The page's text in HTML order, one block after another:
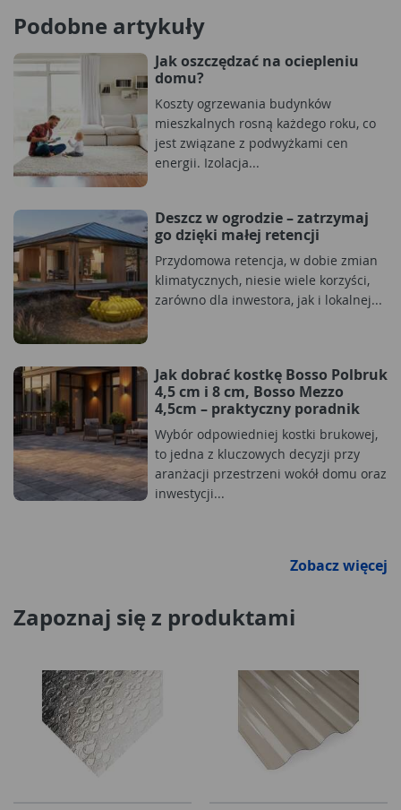
Podobne artykuły
Jak oszczędzać na ociepleniu
domu?
Koszty ogrzewania budynków
mieszkalnych rosną każdego roku, co
jest związane z podwyżkami cen
energii. Izolacja...
Deszcz w ogrodzie – zatrzymaj
go dzięki małej retencji
Przydomowa retencja, w dobie zmian
klimatycznych, niesie wiele korzyści,
zarówno dla inwestora, jak i lokalnej...
Jak dobrać kostkę Bosso Polbruk
4,5 cm i 8 cm, Bosso Mezzo
4,5cm – praktyczny poradnik
Wybór odpowiedniej kostki brukowej,
to jedna z kluczowych decyzji przy
aranżacji przestrzeni wokół domu oraz
inwestycji...
Zobacz więcej
Zapoznaj się z produktami